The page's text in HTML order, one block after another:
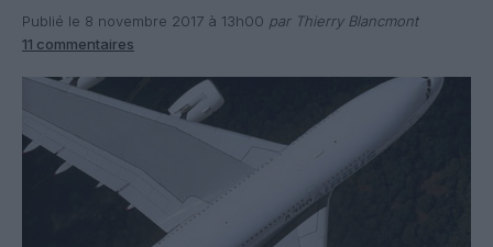
Publié le 8 novembre 2017 à 13h00 par Thierry Blancmont
11 commentaires